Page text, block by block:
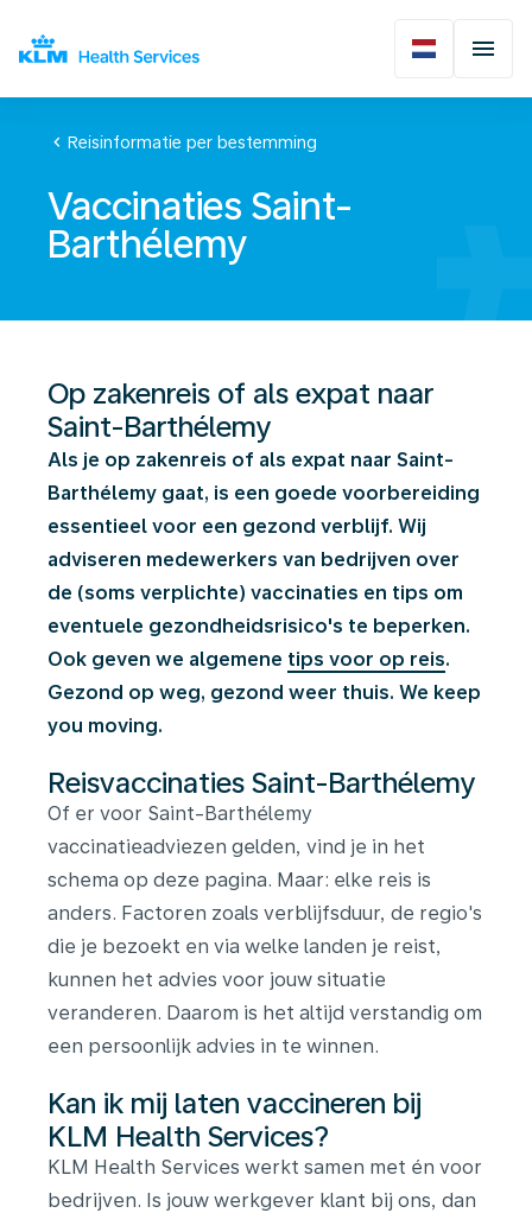
chevron_left Reisinformatie per bestemming
Vaccinaties Saint-
Barthélemy
Op zakenreis of als expat naar
Saint-Barthélemy
Als je op zakenreis of als expat naar Saint-
Barthélemy gaat, is een goede voorbereiding
essentieel voor een gezond verblijf. Wij
adviseren medewerkers van bedrijven over
de (soms verplichte) vaccinaties en tips om
eventuele gezondheidsrisico's te beperken.
Ook geven we algemene tips voor op reis.
Gezond op weg, gezond weer thuis. We keep
you moving.
Reisvaccinaties Saint-Barthélemy
Of er voor Saint-Barthélemy
vaccinatieadviezen gelden, vind je in het
schema op deze pagina. Maar: elke reis is
anders. Factoren zoals verblijfsduur, de regio's
die je bezoekt en via welke landen je reist,
kunnen het advies voor jouw situatie
veranderen. Daarom is het altijd verstandig om
een persoonlijk advies in te winnen.
Kan ik mij laten vaccineren bij
KLM Health Services?
KLM Health Services werkt samen met én voor
bedrijven. Is jouw werkgever klant bij ons, dan